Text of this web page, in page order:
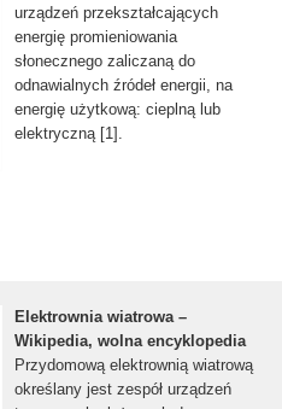
urządzeń przekształcających
energię promieniowania
słonecznego zaliczaną do
odnawialnych źródeł energii, na
energię użytkową: cieplną lub
elektryczną [1].
Elektrownia wiatrowa –
Wikipedia, wolna encyklopedia
Przydomową elektrownią wiatrową
określany jest zespół urządzeń